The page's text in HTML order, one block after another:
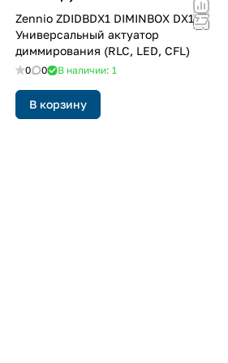
Zennio ZDIDBDX1 DIMINBOX DX1
Универсальный актуатор
диммирования (RLC, LED, CFL)
0 0 В наличии: 1
В корзину